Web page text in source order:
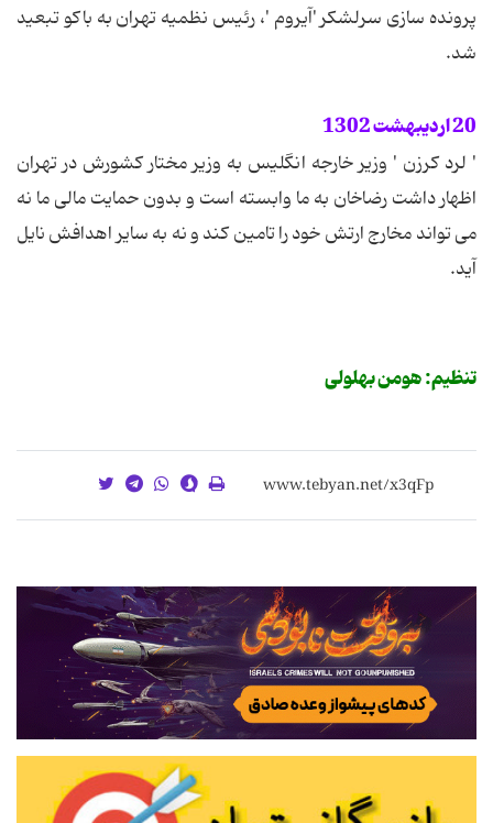
پرونده سازی سرلشكر 'آیروم '، رئیس نظمیه تهران به باكو تبعید
شد.
20 اردیبهشت 1302
' لرد كرزن ' وزیر خارجه انگلیس به وزیر مختار كشورش در تهران
اظهار داشت رضاخان به ما وابسته است و بدون حمایت مالی ما نه
می تواند مخارج ارتش خود را تامین كند و نه به سایر اهدافش نایل
آید.
تنظیم: هومن بهلولی